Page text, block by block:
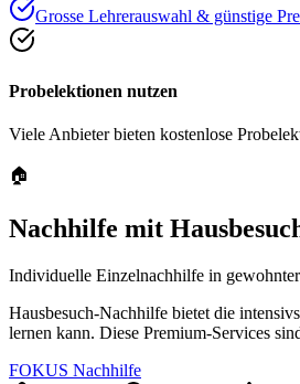
Grosse Lehrerauswahl & günstige
Probelektionen nutzen
Viele Anbieter bieten kostenlose
🏠
Nachhilfe mit
Individuelle Einzelnachhilfe in
Hausbesuch-Nachhilfe bietet die
lernen kann. Diese Premium-Services
FOKUS Nachhilfe